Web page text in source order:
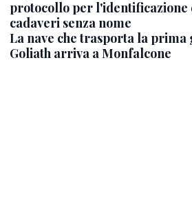
protocollo per l'identificazione
cadaveri senza nome
La nave che trasporta la prima
Goliath arriva a Monfalcone